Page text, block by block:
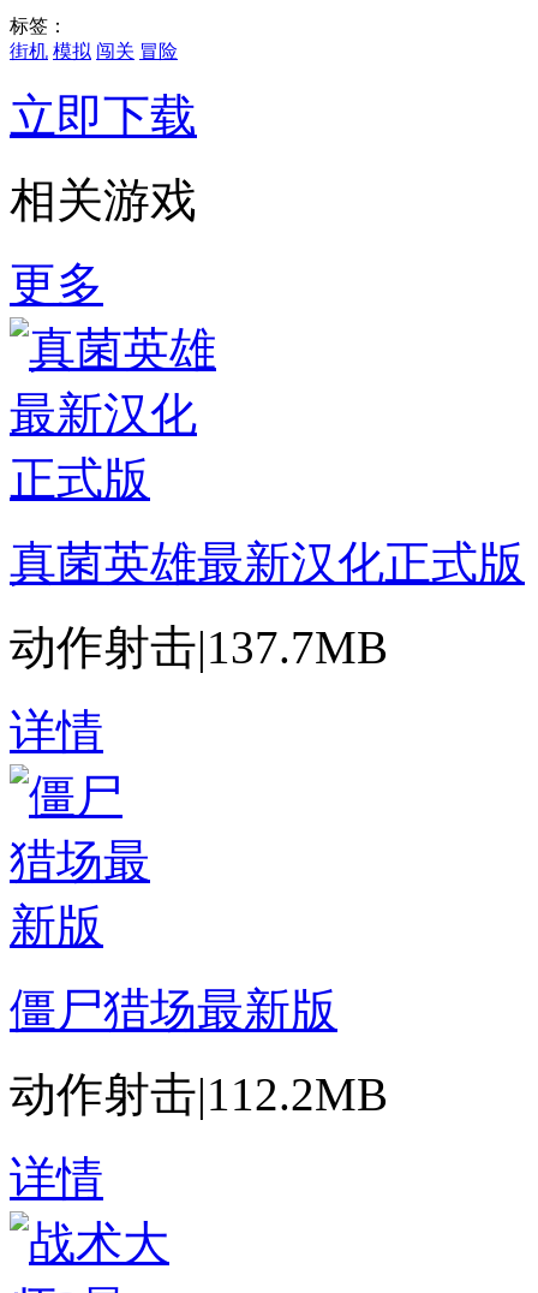
标签：
街机 模拟 闯关 冒险
立即下载
相关游戏
更多
真菌英雄最新汉化正式版
动作射击|137.7MB
详情
僵尸猎场最新版
动作射击|112.2MB
详情